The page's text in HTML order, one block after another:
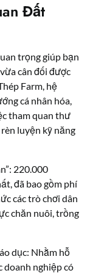
Đất
trọng giúp bạn
cân đối được
Farm, hệ
cá nhân hóa,
tham quan thư
luyện kỹ năng
220.000
đã bao gồm phí
các trò chơi dân
chăn nuôi, trồng
dục: Nhằm hỗ
doanh nghiệp có